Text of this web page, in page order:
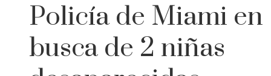
Policía de Miami en
busca de 2 niñas